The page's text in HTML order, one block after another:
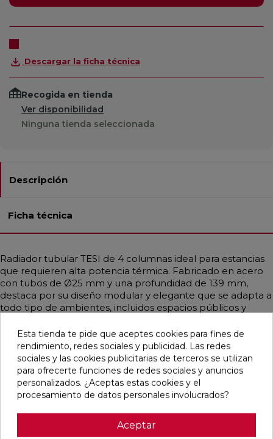
Descargar la ficha técnica
Recogida en tienda
Ver disponibilidad
Ninguna tienda seleccionada
Descripción
Ficha técnica
Radiador tubular TESI de 4 columnas ideal para estancias
que requieren alta potencia térmica. Fabricado en acero
con tubos de Ø25 mm y una profundidad de 139 mm,
destaca por su diseño modular y elegante que se adapta a
todo tipo de ambientes, incluidos espacios públicos y
diferentes medidas y en una amplia gama de colores,
incluidos acabados RAL personalizados. Garantiza una
distribución uniforme del calor, siendo compatible con
sistemas de baja temperatura como calderas de
condensación o bombas de calor. Incluye purgador,
soportes universales y tapón embellecedor.
Esta tienda te pide que aceptes cookies para fines de
rendimiento, redes sociales y publicidad. Las redes
sociales y las cookies publicitarias de terceros se utilizan
para ofrecerte funciones de redes sociales y anuncios
personalizados. ¿Aceptas estas cookies y el
procesamiento de datos personales involucrados?
Aceptar